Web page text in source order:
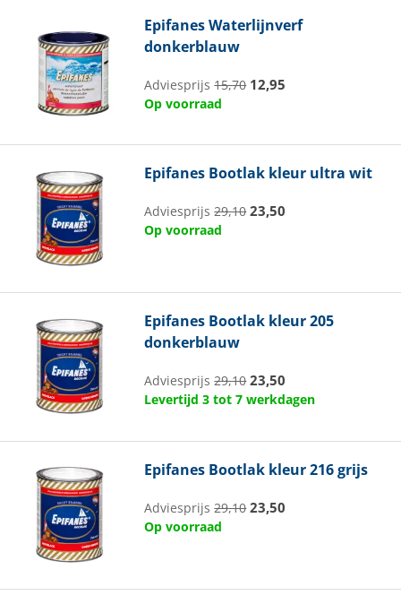
EpifanesWaterlijnverf
donkerblauw
Adviesprijs15,70 12,95
Op voorraad
Epifanes Bootlak kleur ultra wit
Adviesprijs29,10 23,50
Op voorraad
Epifanes Bootlak kleur 205
donkerblauw
Adviesprijs29,10 23,50
Levertijd 3 tot 7 werkdagen
Epifanes Bootlak kleur 216 grijs
Adviesprijs29,10 23,50
Op voorraad